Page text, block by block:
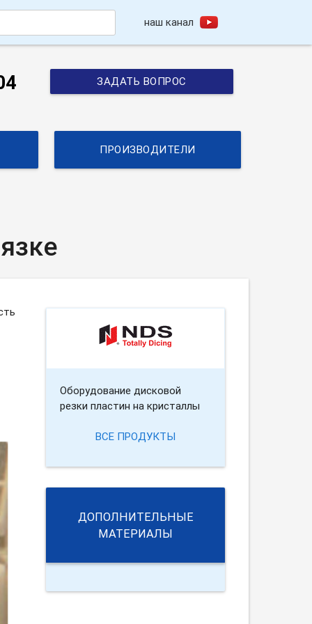
наш канал
ЗАДАТЬ ВОПРОС
ПРОИЗВОДИТЕЛИ
Оборудование дисковой
резки пластин на кристаллы
ВСЕ ПРОДУКТЫ
ДОПОЛНИТЕЛЬНЫЕ
МАТЕРИАЛЫ